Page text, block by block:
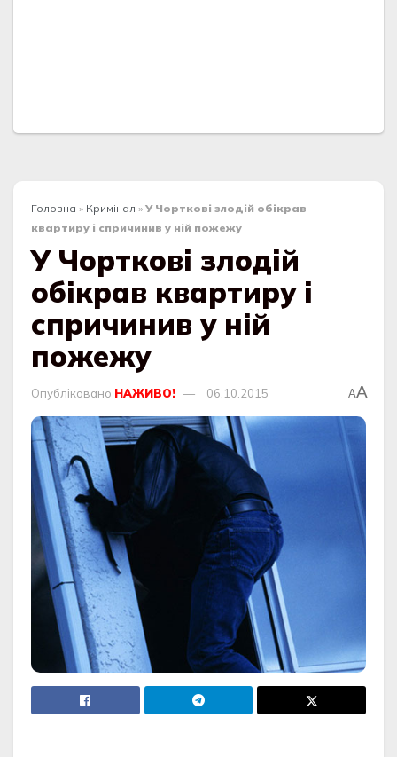
Головна » Кримінал » У Чорткові злодій обікрав
квартиру і спричинив у ній пожежу
У Чорткові злодій
обікрав квартиру і
спричинив у ній
пожежу
Опубліковано НАЖИВО! 06.10.2015 AA